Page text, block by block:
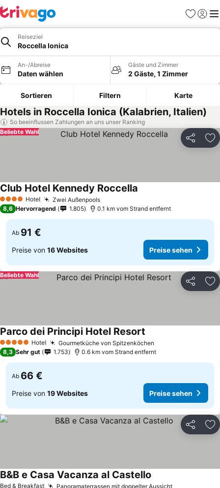
Favoriten
Reiseziel
Roccella Ionica
An-/Abreise
Daten wählen
Gäste und Zimmer
2 Gäste, 1 Zimmer
Sortieren Filtern Karte
Hotels in Roccella Ionica (Kalabrien, Italien)
So beeinflussen Zahlungen an uns unser Ranking
Teilen
Beliebte Wahl
4 Sterne Hotel Zwei Außenpools
Club Hotel Kennedy Roccella
8,6 Hervorragend 1.805 0.1 km vom Strand entfernt
Ab 91 €
Preise von 16 Websites Preise sehen
Teilen
Beliebte Wahl
5 Sterne Hotel Gourmetküche von Spitzenköchen
Parco dei Principi Hotel Resort
8,3 Sehr gut 1.753 0.6 km vom Strand entfernt
Ab 66 €
Preise von 19 Websites Preise sehen
Teilen
Bed & Breakfast Panoramaterrassen mit doppelter Aussicht
B&B e Casa Vacanza al Castello